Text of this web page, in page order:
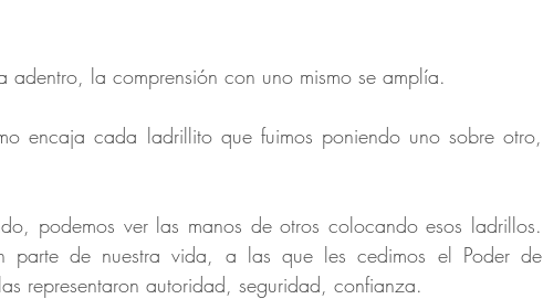
la comprensión con uno mismo se amplía.
encaja cada ladrillito que fuimos poniendo uno sobre otro,
podemos ver las manos de otros colocando esos ladrillos.
parte de nuestra vida, a las que les cedimos el Poder de
representaron autoridad, seguridad, confianza.